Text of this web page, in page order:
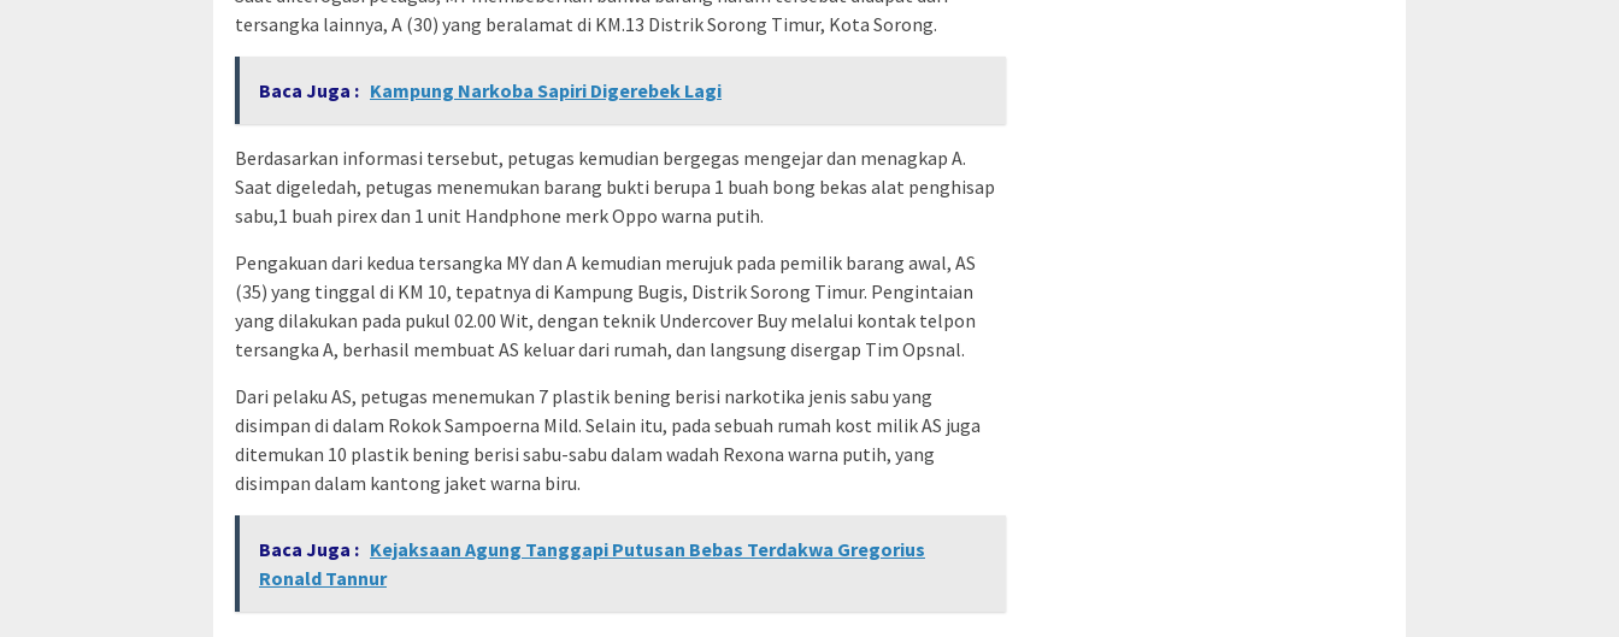
tersangka lainnya, A (30) yang beralamat di KM.13 Distrik Sorong Timur, Kota Sorong.
Baca Juga : Kampung Narkoba Sapiri Digerebek Lagi
Berdasarkan informasi tersebut, petugas kemudian bergegas mengejar dan menagkap A.
Saat digeledah, petugas menemukan barang bukti berupa 1 buah bong bekas alat penghisap
sabu,1 buah pirex dan 1 unit Handphone merk Oppo warna putih.
Pengakuan dari kedua tersangka MY dan A kemudian merujuk pada pemilik barang awal, AS
(35) yang tinggal di KM 10, tepatnya di Kampung Bugis, Distrik Sorong Timur. Pengintaian
yang dilakukan pada pukul 02.00 Wit, dengan teknik Undercover Buy melalui kontak telpon
tersangka A, berhasil membuat AS keluar dari rumah, dan langsung disergap Tim Opsnal.
Dari pelaku AS, petugas menemukan 7 plastik bening berisi narkotika jenis sabu yang
disimpan di dalam Rokok Sampoerna Mild. Selain itu, pada sebuah rumah kost milik AS juga
ditemukan 10 plastik bening berisi sabu-sabu dalam wadah Rexona warna putih, yang
disimpan dalam kantong jaket warna biru.
Baca Juga : Kejaksaan Agung Tanggapi Putusan Bebas Terdakwa Gregorius
Ronald Tannur